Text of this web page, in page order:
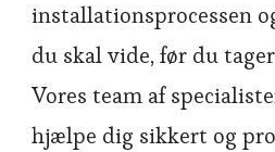
installationsprocessen
du skal vide, før du
Vores team af
hjælpe dig sikkert og